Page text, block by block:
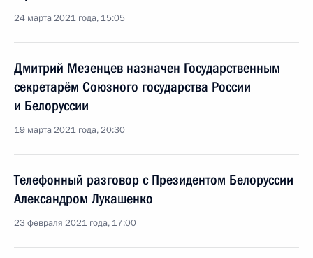
24 марта 2021 года, 15:05
Дмитрий Мезенцев назначен Государственным
секретарём Союзного государства России
и Белоруссии
19 марта 2021 года, 20:30
Телефонный разговор с Президентом Белоруссии
Александром Лукашенко
23 февраля 2021 года, 17:00